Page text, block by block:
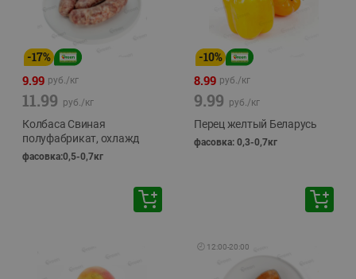
-17%
9.99 руб./кг
11.99 руб./кг
Колбаса Свиная
полуфабрикат, охлажд
фасовка:0,5-0,7кг
-10%
8.99 руб./кг
9.99 руб./кг
Перец желтый Беларусь
фасовка: 0,3-0,7кг
🕘 12:00-20:00